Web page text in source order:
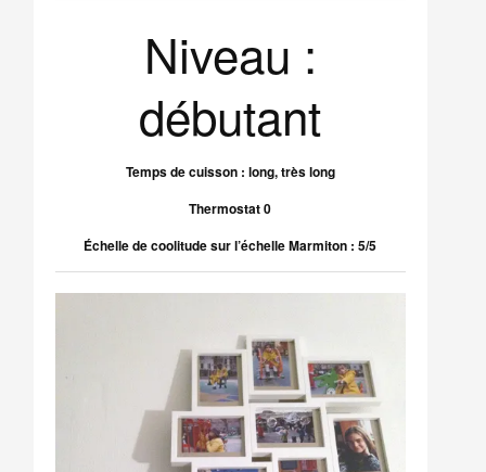
Niveau :
débutant
Temps de cuisson : long, très long
Thermostat 0
Échelle de coolitude sur l’échelle Marmiton : 5/5